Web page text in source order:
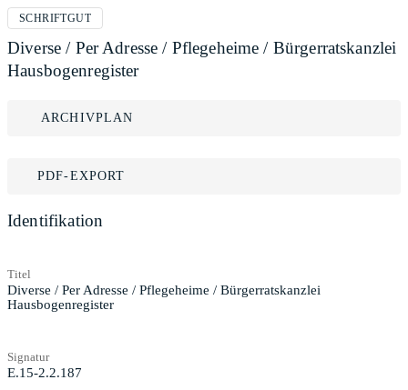
SCHRIFTGUT
Diverse / Per Adresse / Pflegeheime / Bürgerratskanzlei
Hausbogenregister
ARCHIVPLAN
PDF-EXPORT
Identifikation
Titel
Diverse / Per Adresse / Pflegeheime / Bürgerratskanzlei
Hausbogenregister
Signatur
E.15-2.2.187